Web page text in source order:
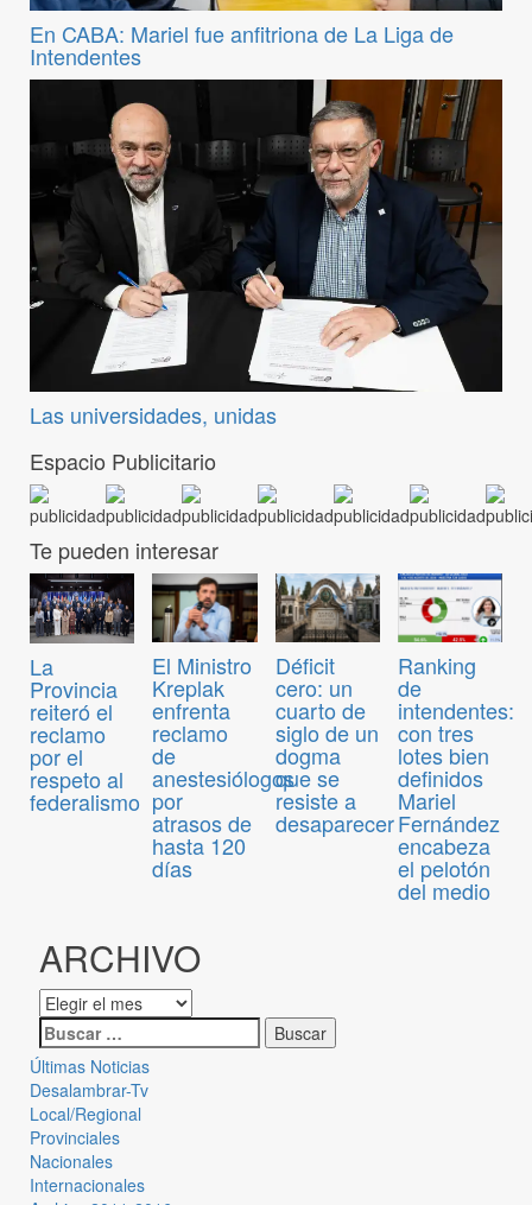
En CABA: Mariel fue anfitriona de La Liga de
Intendentes
Las universidades, unidas
Espacio Publicitario
Te pueden interesar
La
Provincia
reiteró el
reclamo
por el
respeto al
federalismo
El Ministro
Kreplak
enfrenta
reclamo
de
anestesiólogos
por
atrasos de
hasta 120
días
Déficit
cero: un
cuarto de
siglo de un
dogma
que se
resiste a
desaparecer
Ranking
de
intendentes:
con tres
lotes bien
definidos
Mariel
Fernández
encabeza
el pelotón
del medio
ARCHIVO
Últimas Noticias
Desalambrar-Tv
Local/Regional
Provinciales
Nacionales
Internacionales